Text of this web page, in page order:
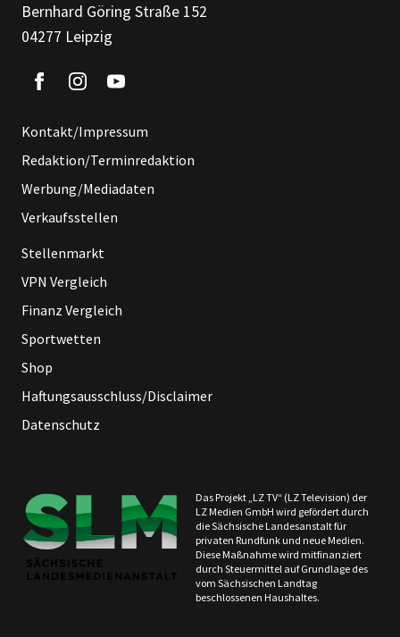
Bernhard Göring Straße 152
04277 Leipzig
Kontakt/Impressum
Redaktion/Terminredaktion
Werbung/Mediadaten
Verkaufsstellen
Stellenmarkt
VPN Vergleich
Finanz Vergleich
Sportwetten
Shop
Haftungsausschluss/Disclaimer
Datenschutz
Das Projekt „LZ TV“ (LZ Television) der
LZ Medien GmbH wird gefördert durch
die Sächsische Landesanstalt für
privaten Rundfunk und neue Medien.
Diese Maßnahme wird mitfinanziert
durch Steuermittel auf Grundlage des
vom Sächsischen Landtag
beschlossenen Haushaltes.